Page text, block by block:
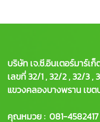
บริษัท เจ.ซี.อินเตอร์มาร์เ
เลขที่ 32/1 , 32/2 , 32/3
แขวงคลองบางพราน เข
คุณหมวย : 081-4582417